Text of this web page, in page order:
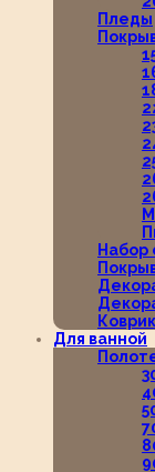
Пледы
Набор
Для ванной